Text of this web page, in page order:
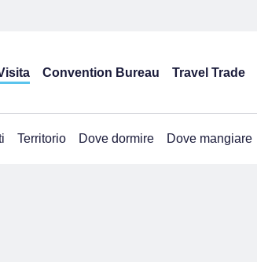
Convention Bureau Travel Trade
Territorio Dove dormire Dove mangiare